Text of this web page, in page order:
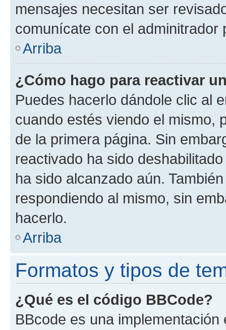
mensajes necesitan ser
comunícate con el
Arriba
¿Cómo hago para reactivar
Puedes hacerlo dándole clic al
cuando estés viendo el mismo,
de la primera página. Sin
reactivado ha sido
ha sido alcanzado aún.
respondiendo al mismo, sin
hacerlo.
Arriba
Formatos y tipos de
¿Qué es el código BBCode?
BBcode es una